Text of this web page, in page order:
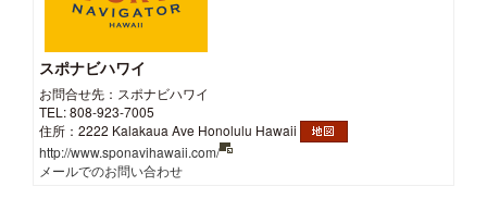
スポナビハワイ
お問合せ先：スポナビハワイ
TEL: 808-923-7005
住所：2222 Kalakaua Ave Honolulu Hawaii
http://www.sponavihawaii.com/
メールでのお問い合わせ